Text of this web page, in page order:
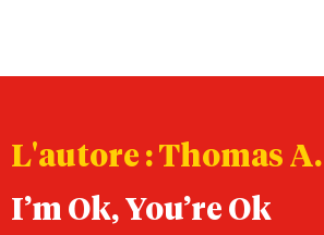
L'autore : Thomas
I’m Ok, You’re Ok